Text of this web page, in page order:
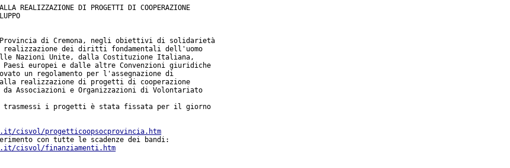
REALIZZAZIONE DI PROGETTI DI COOPERAZIONE
di Cremona, negli obiettivi di solidarietà
dei diritti fondamentali dell'uomo
Nazioni Unite, dalla Costituzione Italiana,
europei e dalle altre Convenzioni giuridiche
un regolamento per l'assegnazione di
realizzazione di progetti di cooperazione
da Associazioni e Organizzazioni di Volontariato
trasmessi i progetti è stata fissata per il giorno
cisvol/progetticoopsocprovincia.htm
cisvol/finanziamenti.htm